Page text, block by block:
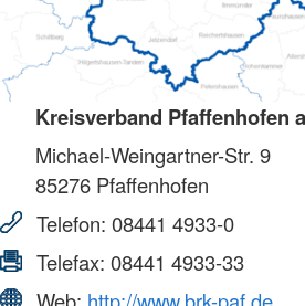
Kreisverband Pfaffenhofen
Michael-Weingartner-Str. 9
85276 Pfaffenhofen
Telefon: 08441 4933-0
Telefax: 08441 4933-33